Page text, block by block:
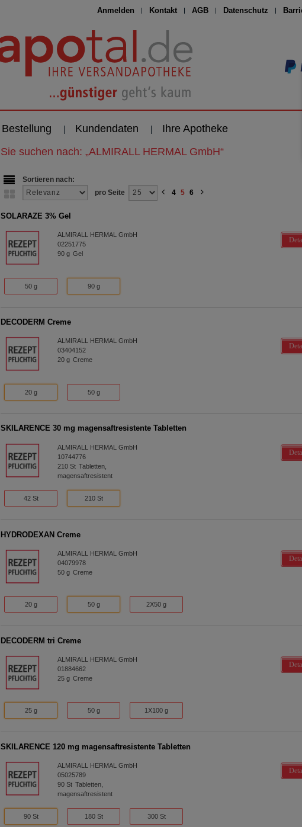
Anmelden Kontakt AGB Datenschutz
Bestellung Kundendaten Ihre Apotheke
Sie suchen nach: „ALMIRALL HERMAL GmbH“
Sortieren nach:
pro Seite
4 5 6
SOLARAZE 3% Gel
ALMIRALL HERMAL GmbH
02251775
90g Gel
50 g 90 g
DECODERM Creme
ALMIRALL HERMAL GmbH
03404152
20g Creme
20 g 50 g
SKILARENCE 30 mg magensaftresistente Tabletten
ALMIRALL HERMAL GmbH
10744776
210St Tabletten,
magensaftresistent
42 St 210 St
HYDRODEXAN Creme
ALMIRALL HERMAL GmbH
04079978
50g Creme
20 g 50 g 2X50 g
DECODERM tri Creme
ALMIRALL HERMAL GmbH
01884662
25g Creme
25 g 50 g 1X100 g
SKILARENCE 120 mg magensaftresistente Tabletten
ALMIRALL HERMAL GmbH
05025789
90St Tabletten,
magensaftresistent
90 St 180 St 300 St